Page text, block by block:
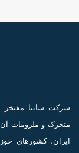
شرکت ساینا
ایران، کشورهای